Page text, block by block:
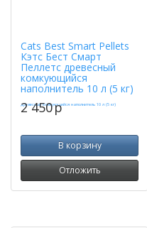
Cats Best Smart Pellets
Кэтс Бест Смарт
Пеллетс древесный
комкующийся
наполнитель 10 л (5 кг)
2 450p
В корзину
Отложить